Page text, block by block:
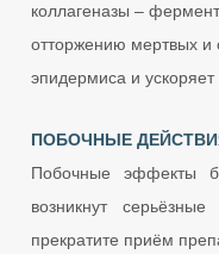
коллагеназы –
отторжению мертвых и
эпидермиса и
ПОБОЧНЫЕ
Побочные эффекты
возникнут
прекратите приём